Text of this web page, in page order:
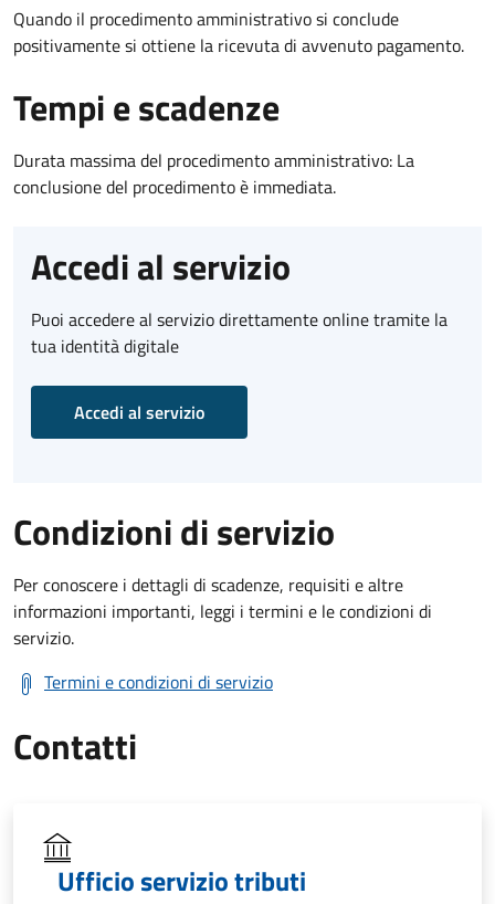
Quando il procedimento amministrativo si conclude
positivamente si ottiene la ricevuta di avvenuto pagamento.
Tempi e scadenze
Durata massima del procedimento amministrativo: La
conclusione del procedimento è immediata.
Accedi al servizio
Puoi accedere al servizio direttamente online tramite la
tua identità digitale
Accedi al servizio
Condizioni di servizio
Per conoscere i dettagli di scadenze, requisiti e altre
informazioni importanti, leggi i termini e le condizioni di
servizio.
Termini e condizioni di servizio
Contatti
Ufficio servizio tributi